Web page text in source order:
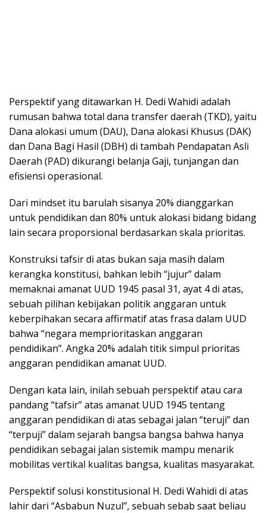
Perspektif yang ditawarkan H. Dedi Wahidi adalah
rumusan bahwa total dana transfer daerah (TKD), yaitu
Dana alokasi umum (DAU), Dana alokasi Khusus (DAK)
dan Dana Bagi Hasil (DBH) di tambah Pendapatan Asli
Daerah (PAD) dikurangi belanja Gaji, tunjangan dan
efisiensi operasional.
Dari mindset itu barulah sisanya 20% dianggarkan
untuk pendidikan dan 80% untuk alokasi bidang bidang
lain secara proporsional berdasarkan skala prioritas.
Konstruksi tafsir di atas bukan saja masih dalam
kerangka konstitusi, bahkan lebih “jujur” dalam
memaknai amanat UUD 1945 pasal 31, ayat 4 di atas,
sebuah pilihan kebijakan politik anggaran untuk
keberpihakan secara affirmatif atas frasa dalam UUD
bahwa “negara memprioritaskan anggaran
pendidikan”. Angka 20% adalah titik simpul prioritas
anggaran pendidikan amanat UUD.
Dengan kata lain, inilah sebuah perspektif atau cara
pandang “tafsir” atas amanat UUD 1945 tentang
anggaran pendidikan di atas sebagai jalan “teruji” dan
“terpuji” dalam sejarah bangsa bangsa bahwa hanya
pendidikan sebagai jalan sistemik mampu menarik
mobilitas vertikal kualitas bangsa, kualitas masyarakat.
Perspektif solusi konstitusional H. Dedi Wahidi di atas
lahir dari “Asbabun Nuzul”, sebuah sebab saat beliau